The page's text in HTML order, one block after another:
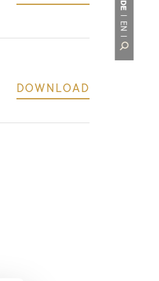
DE
EN
DOWNLOAD